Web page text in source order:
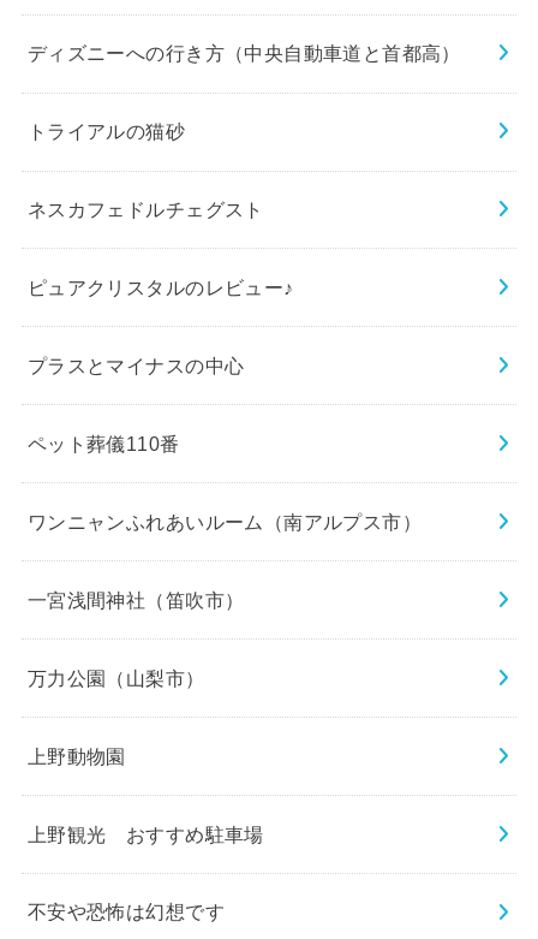
ディズニーへの行き方（中央自動車道と首都高）
トライアルの猫砂
ネスカフェドルチェグスト
ピュアクリスタルのレビュー♪
プラスとマイナスの中心
ペット葬儀110番
ワンニャンふれあいルーム（南アルプス市）
一宮浅間神社（笛吹市）
万力公園（山梨市）
上野動物園
上野観光 おすすめ駐車場
不安や恐怖は幻想です